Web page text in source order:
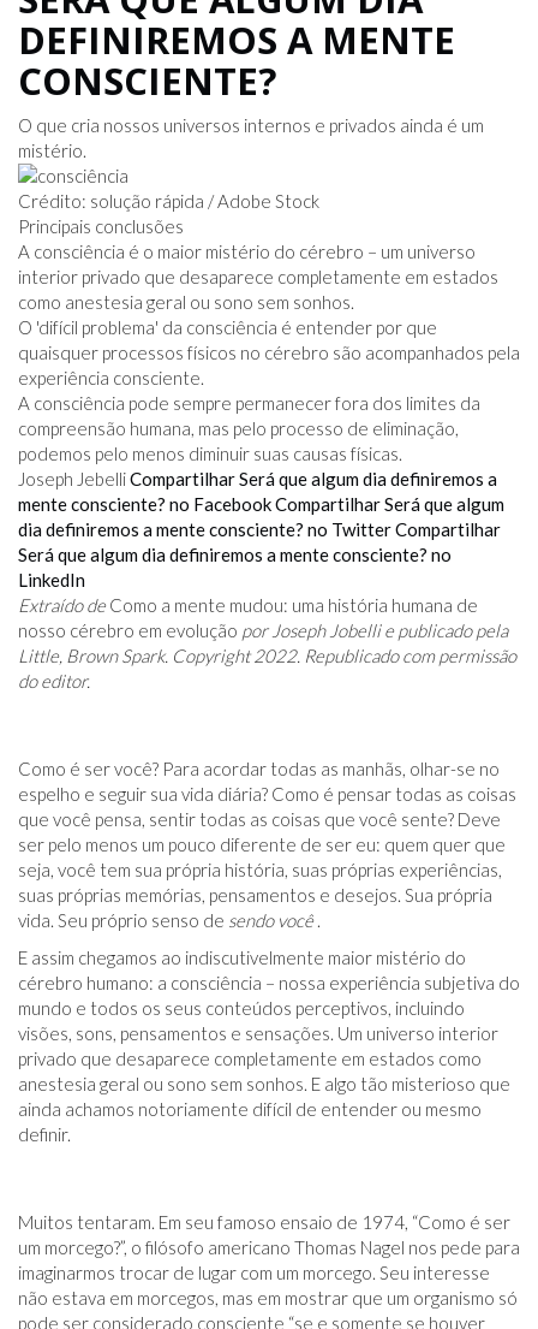
DEFINIREMOS A MENTE
CONSCIENTE?
O que cria nossos universos internos e privados ainda é um
mistério.
Crédito: solução rápida / Adobe Stock
Principais conclusões
A consciência é o maior mistério do cérebro – um universo
interior privado que desaparece completamente em estados
como anestesia geral ou sono sem sonhos.
O 'difícil problema' da consciência é entender por que
quaisquer processos físicos no cérebro são acompanhados pela
experiência consciente.
A consciência pode sempre permanecer fora dos limites da
compreensão humana, mas pelo processo de eliminação,
podemos pelo menos diminuir suas causas físicas.
Joseph JebelliCompartilhar Será que algum dia definiremos a
mente consciente? no FacebookCompartilhar Será que algum
dia definiremos a mente consciente? no TwitterCompartilhar
Será que algum dia definiremos a mente consciente? no
LinkedIn
Extraído deComo a mente mudou: uma história humana de
nosso cérebro em evolução por Joseph Jobelli e publicado pela
Little, Brown Spark. Copyright 2022. Republicado com permissão
do editor.
Como é ser você? Para acordar todas as manhãs, olhar-se no
espelho e seguir sua vida diária? Como é pensar todas as coisas
que você pensa, sentir todas as coisas que você sente? Deve
ser pelo menos um pouco diferente de ser eu: quem quer que
seja, você tem sua própria história, suas próprias experiências,
suas próprias memórias, pensamentos e desejos. Sua própria
vida. Seu próprio senso de sendo você.
E assim chegamos ao indiscutivelmente maior mistério do
cérebro humano: a consciência – nossa experiência subjetiva do
mundo e todos os seus conteúdos perceptivos, incluindo
visões, sons, pensamentos e sensações. Um universo interior
privado que desaparece completamente em estados como
anestesia geral ou sono sem sonhos. E algo tão misterioso que
ainda achamos notoriamente difícil de entender ou mesmo
definir.
Muitos tentaram. Em seu famoso ensaio de 1974, “Como é ser
um morcego?”, o filósofo americano Thomas Nagel nos pede para
imaginarmos trocar de lugar com um morcego. Seu interesse
não estava em morcegos, mas em mostrar que um organismo só
pode ser considerado consciente “se e somente se houver